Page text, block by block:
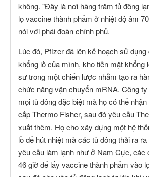
không. "Đây là nơi hàng trăm tủ đông
lọ vaccine thành phẩm ở nhiệt độ âm
nói với phái đoàn chính phủ.
Lúc đó, Pfizer đã lên kế hoạch sử
khổng lồ của mình, kho tiền mặt khổng
sư trong một chiến lược nhằm tạo ra
chức năng vận chuyển mRNA. Công
mọi tủ đông đặc biệt mà họ có thể
cấp Thermo Fisher, sau đó yêu cầu
xuất thêm. Họ cho xây dựng một hệ
lồ để hút nhiệt mà các tủ đông thải ra
yêu cầu làm lạnh như ở Nam Cực, các
46 giờ để lấy vaccine thành phẩm vào